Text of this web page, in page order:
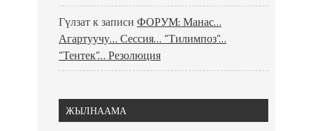
Гүлзатк записи ФОРУМ: Манас…
Агартуучу… Сессия… “Тилимпоз”…
“Тентек”… Резолюция
ЖЫЛНААМА